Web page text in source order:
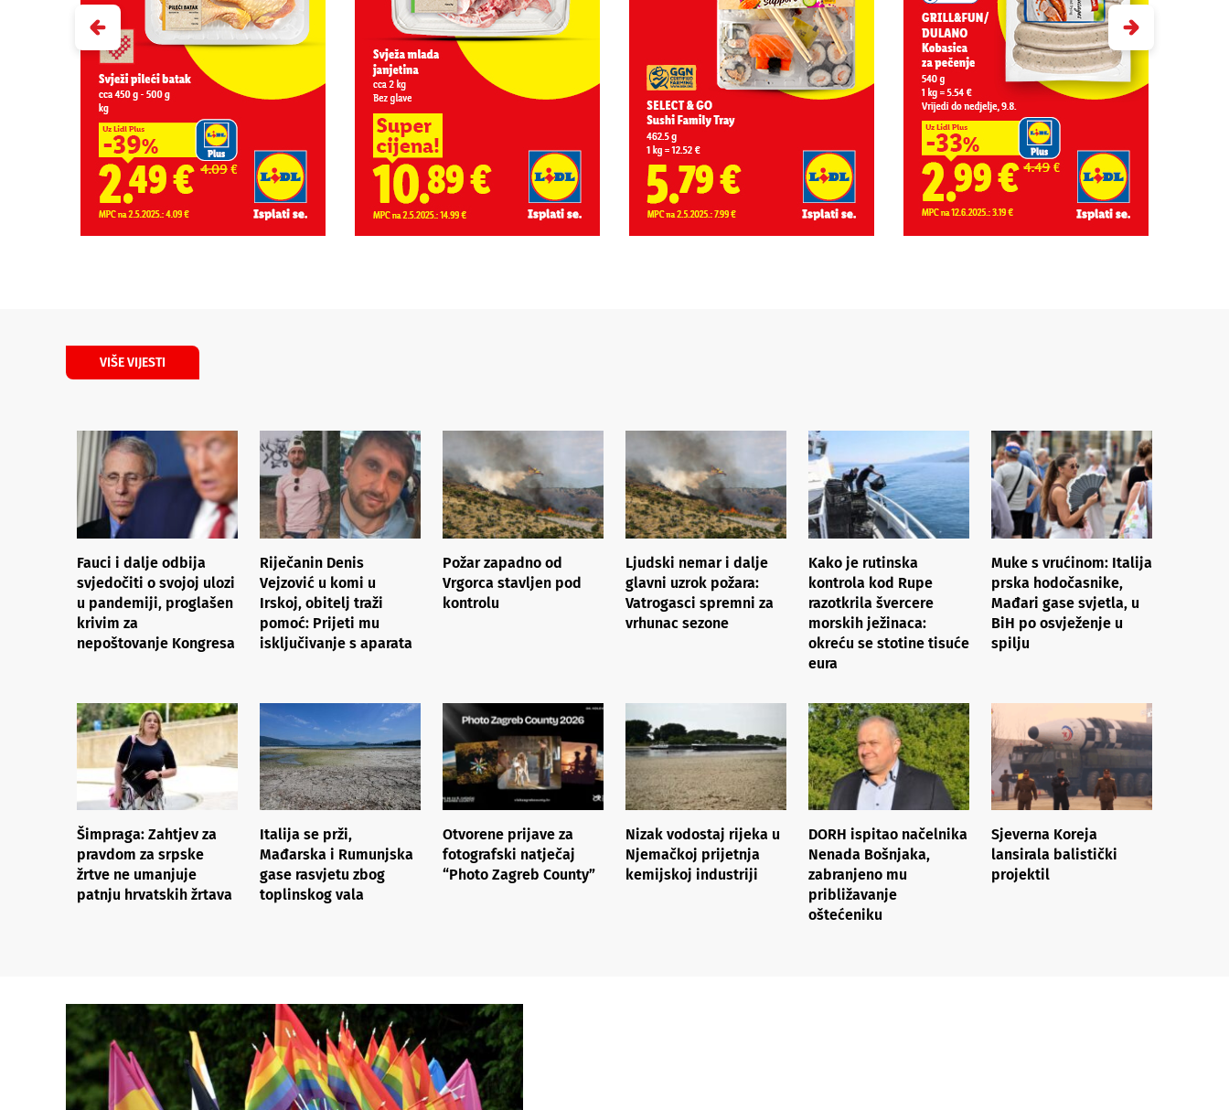
VIŠE VIJESTI
Fauci i dalje odbija
svjedočiti o svojoj ulozi
u pandemiji, proglašen
krivim za
nepoštovanje Kongresa
Riječanin Denis
Vejzović u komi u
Irskoj, obitelj traži
pomoć: Prijeti mu
isključivanje s aparata
Požar zapadno od
Vrgorca stavljen pod
kontrolu
Ljudski nemar i dalje
glavni uzrok požara:
Vatrogasci spremni za
vrhunac sezone
Kako je rutinska
kontrola kod Rupe
razotkrila švercere
morskih ježinaca:
okreću se stotine tisuće
eura
Muke s vrućinom: Italija
prska hodočasnike,
Mađari gase svjetla, u
BiH po osvježenje u
spilju
Šimpraga: Zahtjev za
pravdom za srpske
žrtve ne umanjuje
patnju hrvatskih žrtava
Italija se prži,
Mađarska i Rumunjska
gase rasvjetu zbog
toplinskog vala
Otvorene prijave za
fotografski natječaj
“Photo Zagreb County”
Nizak vodostaj rijeka u
Njemačkoj prijetnja
kemijskoj industriji
DORH ispitao načelnika
Nenada Bošnjaka,
zabranjeno mu
približavanje
oštećeniku
Sjeverna Koreja
lansirala balistički
projektil